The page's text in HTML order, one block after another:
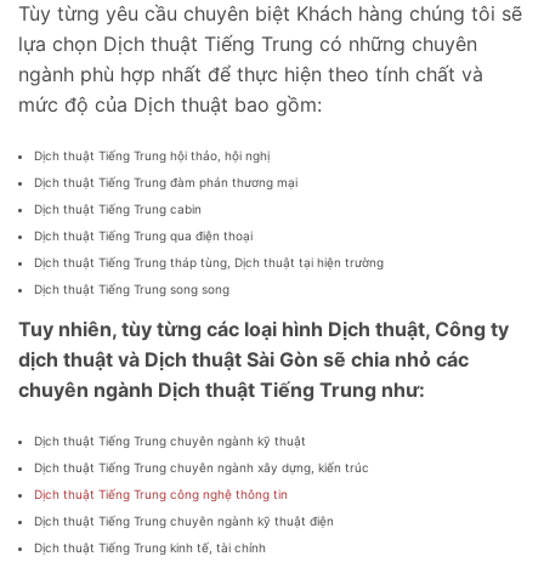
Tùy từng yêu cầu chuyên biệt Khách hàng chúng tôi sẽ
lựa chọn Dịch thuật Tiếng Trung có những chuyên
ngành phù hợp nhất để thực hiện theo tính chất và
mức độ của Dịch thuật bao gồm:
Dịch thuật Tiếng Trung hội thảo, hội nghị
Dịch thuật Tiếng Trung đàm phán thương mại
Dịch thuật Tiếng Trung cabin
Dịch thuật Tiếng Trung qua điện thoại
Dịch thuật Tiếng Trung tháp tùng, Dịch thuật tại hiện trường
Dịch thuật Tiếng Trung song song
Tuy nhiên, tùy từng các loại hình Dịch thuật, Công ty
dịch thuật và Dịch thuật Sài Gòn sẽ chia nhỏ các
chuyên ngành Dịch thuật Tiếng Trung như:
Dịch thuật Tiếng Trung chuyên ngành kỹ thuật
Dịch thuật Tiếng Trung chuyên ngành xây dựng, kiến trúc
Dịch thuật Tiếng Trung công nghệ thông tin
Dịch thuật Tiếng Trung chuyên ngành kỹ thuật điện
Dịch thuật Tiếng Trung kinh tế, tài chính